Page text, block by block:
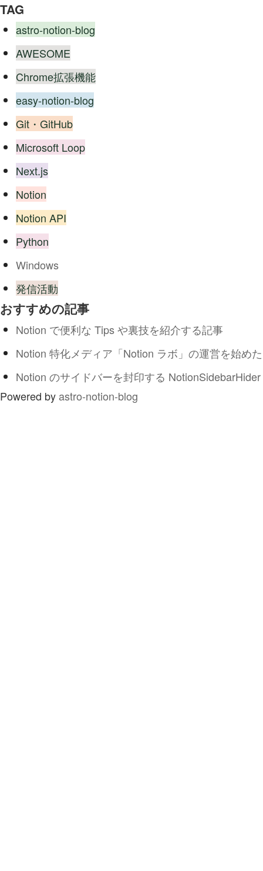
TAG
astro-notion-blog
AWESOME
Chrome拡張機能
easy-notion-blog
Git・GitHub
Microsoft Loop
Next.js
Notion
Notion API
Python
Windows
発信活動
おすすめの記事
Notion で便利な Tips や裏技を紹介する記事
Notion 特化メディア「Notion ラボ」の運営を始めた
Notion のサイドバーを封印する NotionSidebarHider
Powered byastro-notion-blog